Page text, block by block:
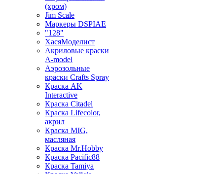
(хром)
Jim Scale
Маркеры DSPIAE
"128"
ХасяМоделист
Акриловые краски
A-model
Аэрозольные
краски Crafts Spray
Краска AK
Interactive
Краска Citadel
Краска Lifecolor,
акрил
Краска MIG,
масляная
Краска Mr.Hobby
Краска Pacific88
Краска Tamiya